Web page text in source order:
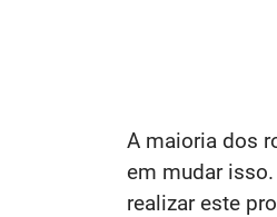
A maioria dos
em mudar
realizar este